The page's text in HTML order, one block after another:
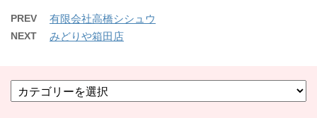
PREV 有限会社高橋シシュウ
NEXT みどりや箱田店
テ